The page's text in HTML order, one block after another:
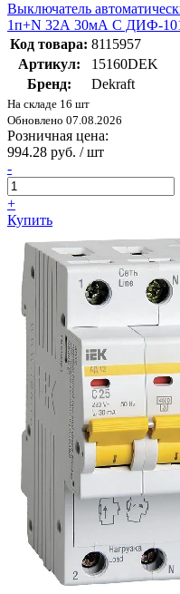
Выключатель
1п+N 32А 30мА С ДИФ-
Код товара: 8115957
Артикул:
15160DEK
Бренд:
Dekraft
На складе 16 шт
Обновлено 07.08.2026
Розничная цена:
994.28 руб. / шт
-
+
Купить